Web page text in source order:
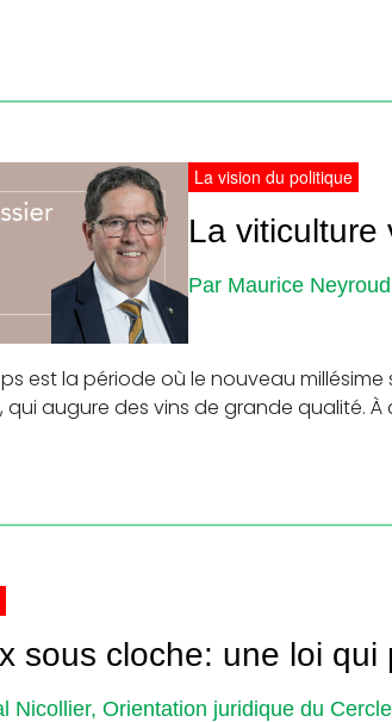
La vision du politique
La viticulture
Par Maurice
est la période où le nouveau
qui augure des vins de grande qualité.
sous cloche: une loi qui
Nicollier, Orientation juridique du